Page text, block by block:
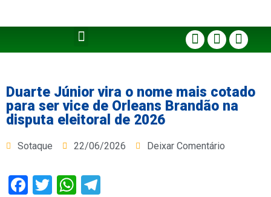
Duarte Júnior vira o nome mais cotado
para ser vice de Orleans Brandão na
disputa eleitoral de 2026
Sotaque 22/06/2026 Deixar Comentário
Facebook
TwitterWhatsApp